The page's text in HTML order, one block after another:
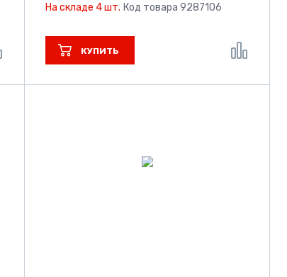
На складе 4 шт. Код товара 9287106
КУПИТЬ